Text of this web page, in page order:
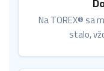
Na TOREX® sa
stalo,